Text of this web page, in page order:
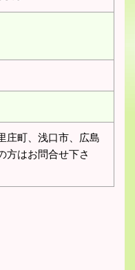
庄町、浅口市、広島
方はお問合せ下さ